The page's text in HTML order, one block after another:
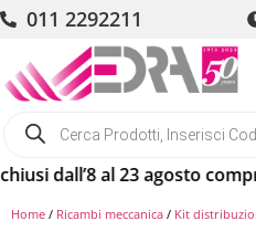
011 2292211
al 23 agosto compresi.
Home / Ricambi meccanica / Kit